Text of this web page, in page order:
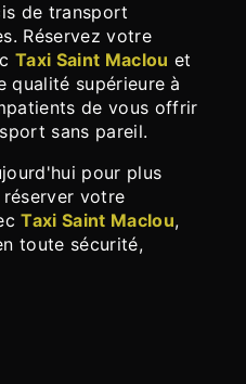
Réservez votre
Taxi Saint Maclou et
qualité supérieure à
de vous offrir
sans pareil.
votre
Taxi Saint Maclou,
toute sécurité,